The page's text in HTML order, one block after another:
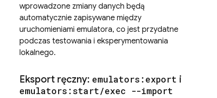
wprowadzone zmiany danych będą
automatycznie zapisywane między
uruchomieniami emulatora, co jest przydatne
podczas testowania i eksperymentowania
lokalnego.
Eksport ręczny: emulators:export i
emulators:start/exec --import